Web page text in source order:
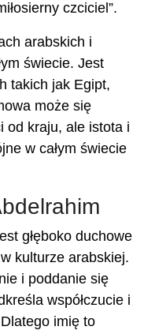
czciciel”.
arabskich i
świecie. Jest
takich jak Egipt,
może się
od kraju, ale istota i
w całym świecie
głęboko duchowe
kulturze arabskiej.
i poddanie się
współczucie i
imię to